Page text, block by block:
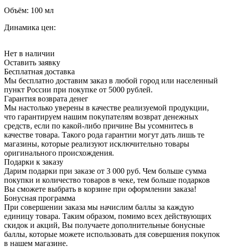
Объём: 100 мл
Динамика цен:
Нет в наличии
Оставить заявку
Бесплатная доставка
Мы бесплатно доставим заказ в любой город или населенный
пункт России при покупке от 5000 рублей.
Гарантия возврата денег
Мы настолько уверены в качестве реализуемой продукции,
что гарантируем нашим покупателям возврат денежных
средств, если по какой-либо причине Вы усомнитесь в
качестве товара. Такого рода гарантии могут дать лишь те
магазины, которые реализуют исключительно товары
оригинального происхождения.
Подарки к заказу
Дарим подарки при заказе от 3 000 руб. Чем больше сумма
покупки и количество товаров в чеке, тем больше подарков
Вы сможете выбрать в корзине при оформлении заказа!
Бонусная программа
При совершении заказа мы начислим баллы за каждую
единицу товара. Таким образом, помимо всех действующих
скидок и акций, Вы получаете дополнительные бонусные
баллы, которые можете использовать для совершения покупок
в нашем магазине.